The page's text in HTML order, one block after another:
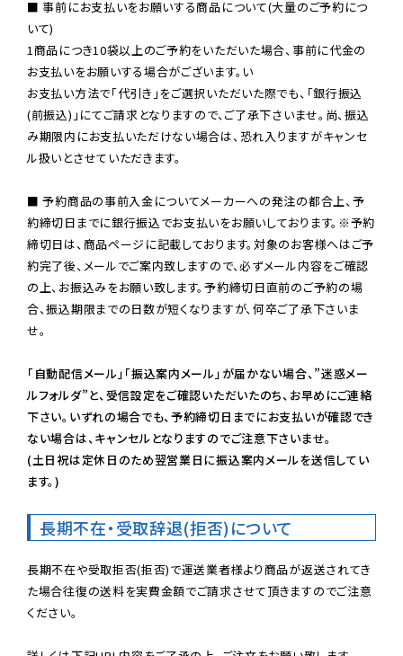
■ 事前にお支払いをお願いする商品について(大量のご予約につ
いて)
1商品につき10袋以上のご予約をいただいた場合、事前に代金の
お支払いをお願いする場合がございます。い
お支払い方法で「代引き」をご選択いただいた際でも、「銀行振込
(前振込)」にてご請求となりますので、ご了承下さいませ。尚、振込
み期限内にお支払いただけない場合は、恐れ入りますがキャンセ
ル扱いとさせていただきます。
■ 予約商品の事前入金についてメーカーへの発注の都合上、予
約締切日までに銀行振込でお支払いをお願いしております。※予約
締切日は、商品ページに記載しております。対象のお客様へはご予
約完了後、メールでご案内致しますので、必ずメール内容をご確認
の上、お振込みをお願い致します。予約締切日直前のご予約の場
合、振込期限までの日数が短くなりますが、何卒ご了承下さいま
せ。
「自動配信メール」「振込案内メール」が届かない場合、”迷惑メー
ルフォルダ”と、受信設定をご確認いただいたのち、お早めにご連絡
下さい。いずれの場合でも、予約締切日までにお支払いが確認でき
ない場合は、キャンセルとなりますのでご注意下さいませ。
(土日祝は定休日のため翌営業日に振込案内メールを送信してい
ます。)
長期不在・受取辞退(拒否)について
長期不在や受取拒否(拒否)で運送業者様より商品が返送されてき
た場合往復の送料を実費金額でご請求させて頂きますのでご注意
ください。